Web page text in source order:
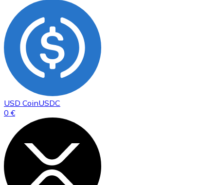
USD CoinUSDC
0 €